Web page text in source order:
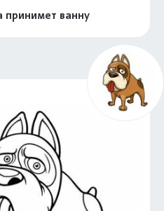
принимет ванну